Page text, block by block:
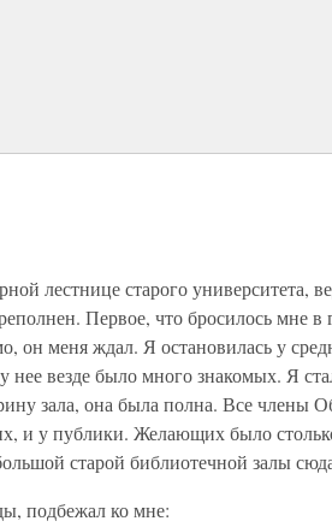
лестнице старого университета,
Первое, что бросилось мне в
он меня ждал. Я остановилась у
везде было много знакомых. Я
зала, она была полна. Все члены
и у публики. Желающих было
старой библиотечной залы
подбежал ко мне: